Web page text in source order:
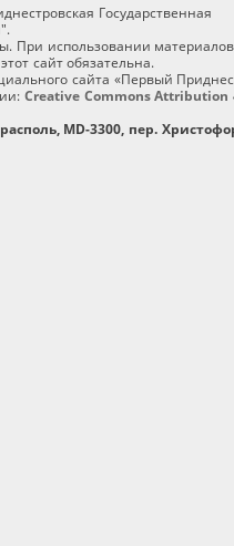
Государственная
При использовании
сайт обязательна.
сайта «Первый
Creative Commons Attribution
MD-3300, пер.